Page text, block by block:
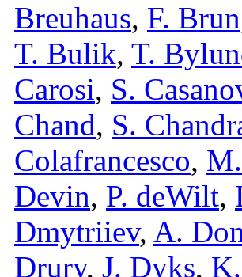
Breuhaus, F. Brun
T. Bulik, T.
Carosi, S.
Chand, S.
Colafrancesco,
Devin, P. deWilt,
Dmytriiev, A.
Drury, J. Dyks,